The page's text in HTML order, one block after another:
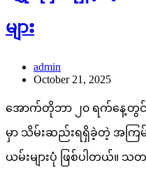
များ
admin
October 21, 2025
အောက်တိုဘာ ၂၀ ရက်နေ့တွင်
မှာ သိမ်းဆည်းရရှိခဲ့တဲ့ အကြ
ယမ်းများပုံ ဖြစ်ပါတယ်။ သ